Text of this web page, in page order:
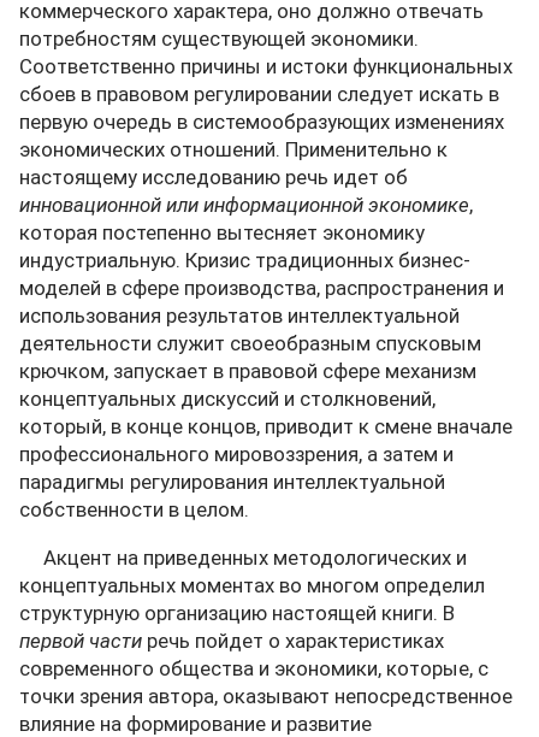
коммерческого характера, оно должно отвечать
потребностям существующей экономики.
Соответственно причины и истоки функциональных
сбоев в правовом регулировании следует искать в
первую очередь в системообразующих изменениях
экономических отношений. Применительно к
настоящему исследованию речь идет об
инновационной или информационной экономике,
которая постепенно вытесняет экономику
индустриальную. Кризис традиционных бизнес-
моделей в сфере производства, распространения и
использования результатов интеллектуальной
деятельности служит своеобразным спусковым
крючком, запускает в правовой сфере механизм
концептуальных дискуссий и столкновений,
который, в конце концов, приводит к смене вначале
профессионального мировоззрения, а затем и
парадигмы регулирования интеллектуальной
собственности в целом.
Акцент на приведенных методологических и
концептуальных моментах во многом определил
структурную организацию настоящей книги. В
первой части речь пойдет о характеристиках
современного общества и экономики, которые, с
точки зрения автора, оказывают непосредственное
влияние на формирование и развитие